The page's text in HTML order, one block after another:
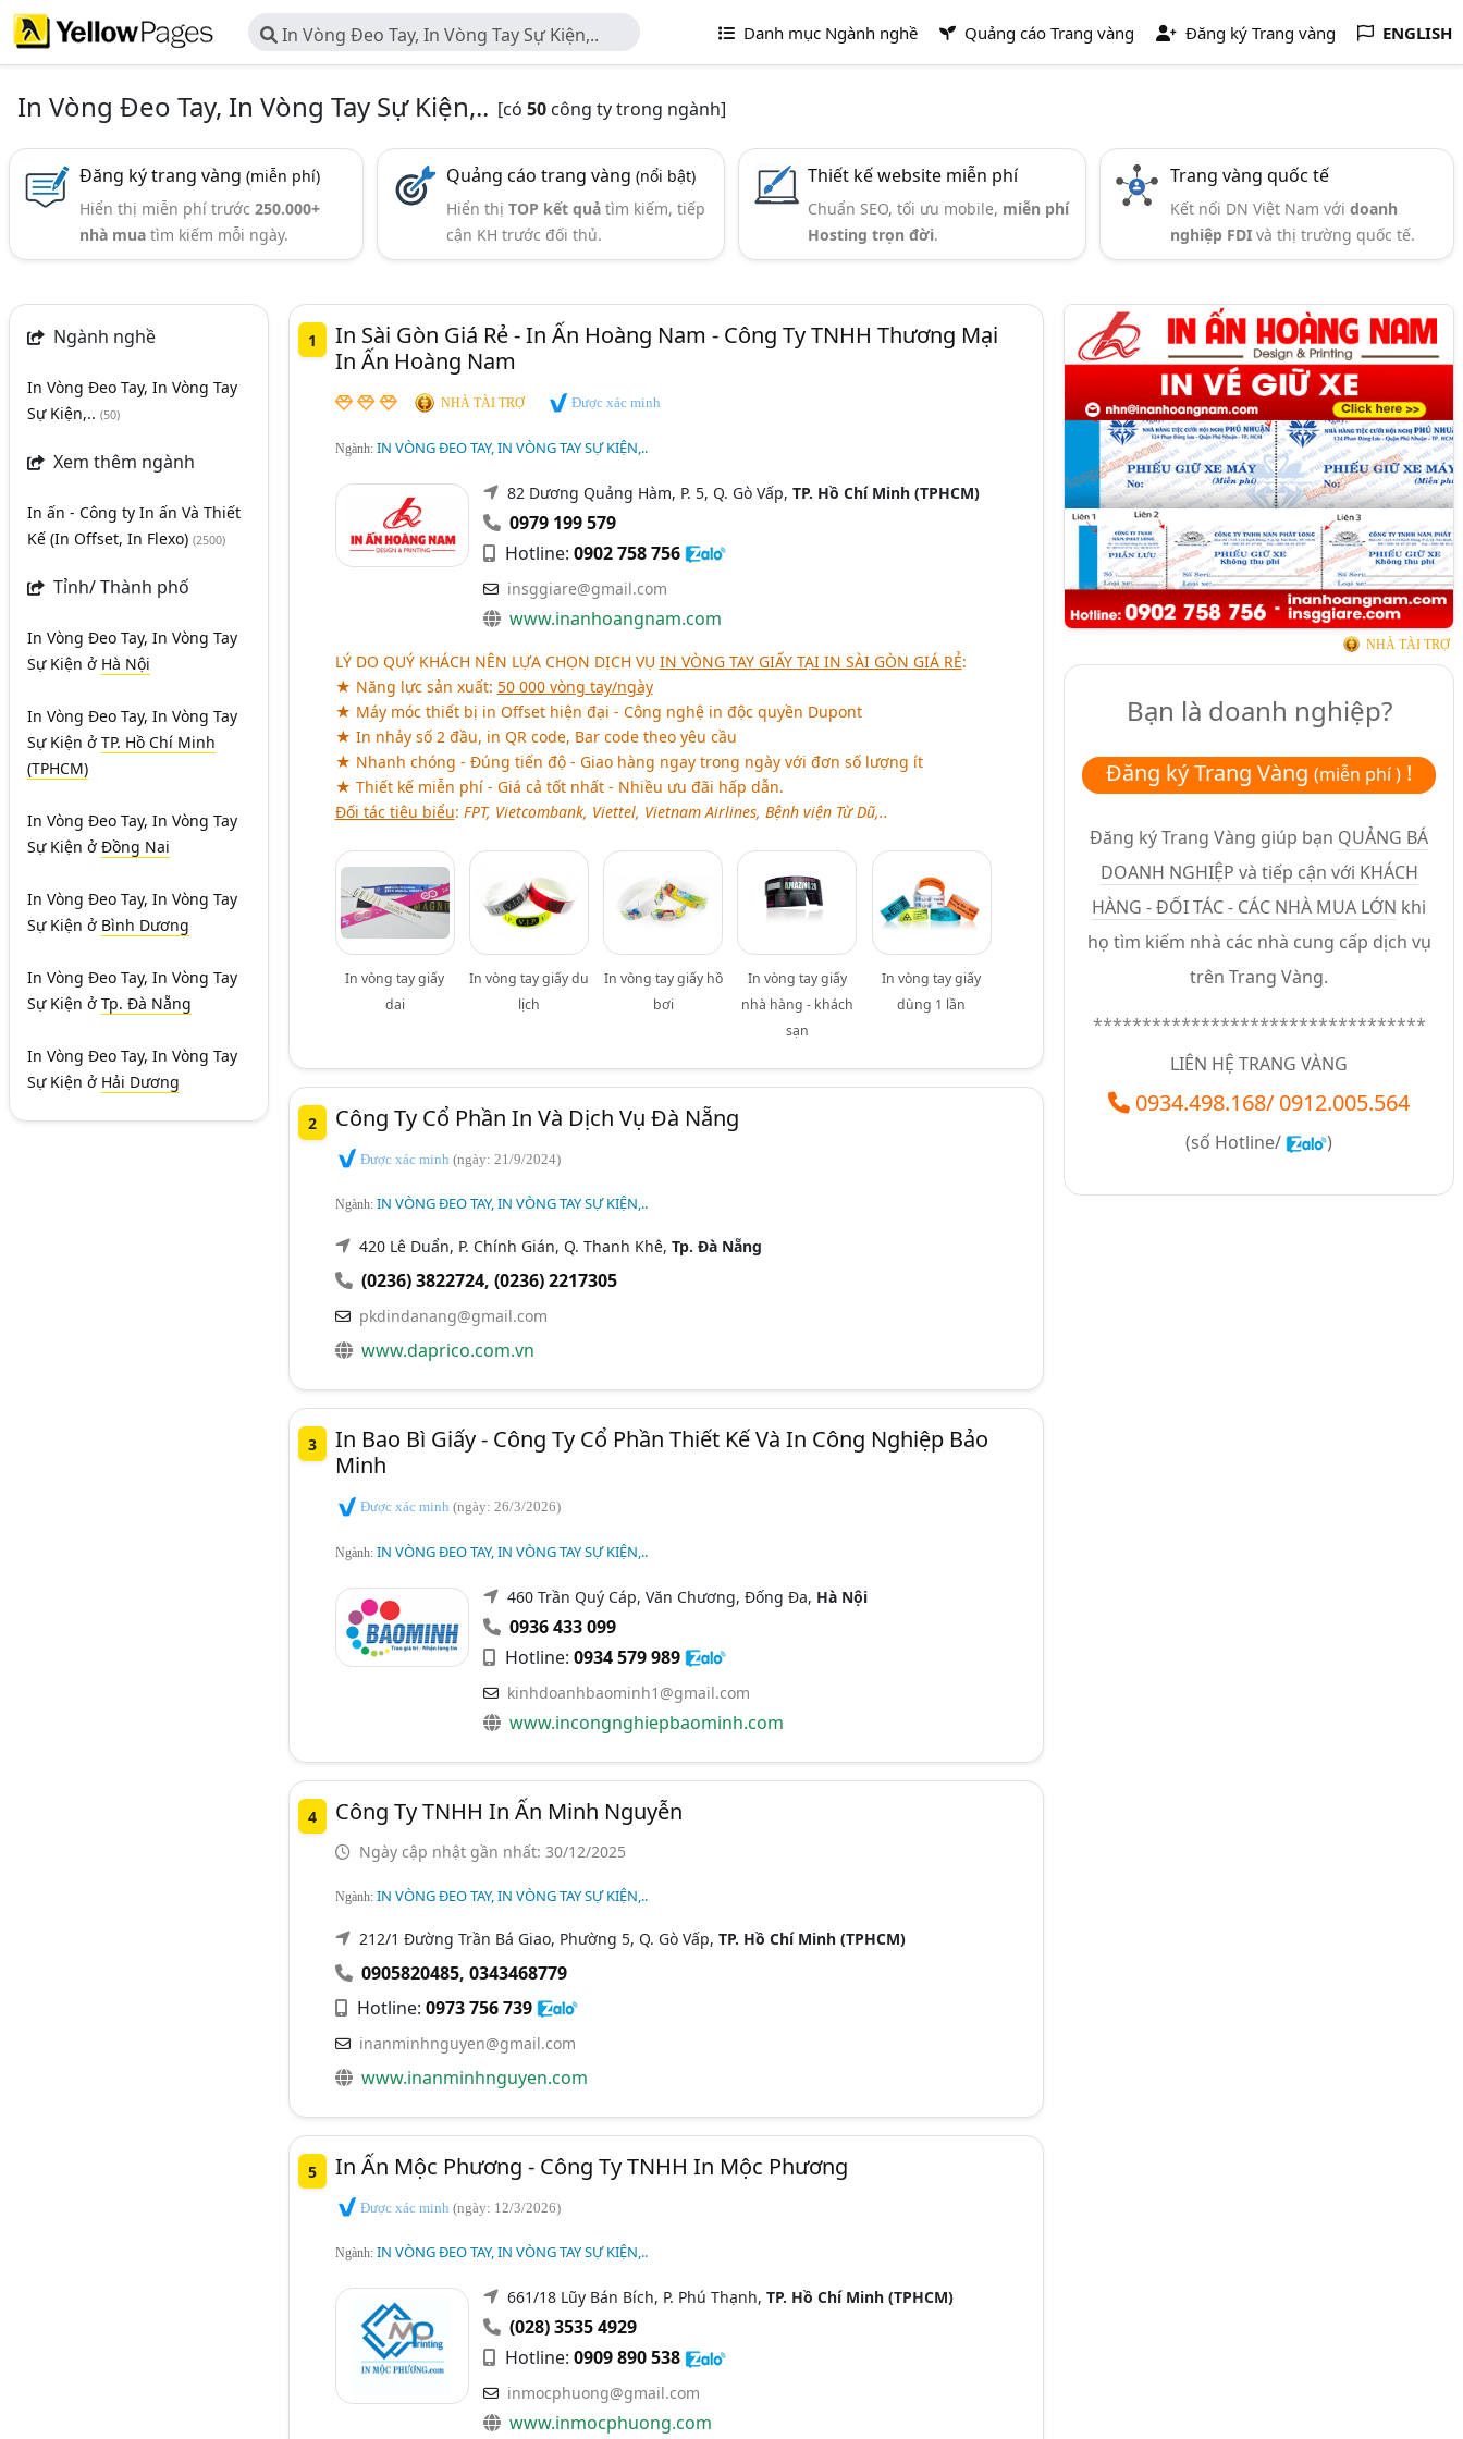
In Vòng Đeo Tay, In Vòng Tay Sự Kiện,.. Danh mục Ngành nghề Quảng cáo Trang vàng Đăng ký Trang vàng ENGLISH
In Vòng Đeo Tay, In Vòng Tay Sự Kiện,.. [có 50 công ty trong ngành]
Đăng ký trang vàng(miễn phí)
Hiển thị miễn phí trước250.000+
nhà mua tìm kiếm mỗi ngày.
Quảng cáo trang vàng(nổi bật)
Hiển thịTOP kết quả tìm kiếm, tiếp
cận KH trước đối thủ.
Thiết kế website miễn phí
Chuẩn SEO, tối ưu mobile, miễn phí
Hosting trọn đời.
Trang vàng quốc tế
Kết nối DN Việt Nam vớidoanh
nghiệp FDI và thị trường quốc tế.
Ngành nghề
In Vòng Đeo Tay, In Vòng Tay
Sự Kiện,.. (50)
Xem thêm ngành
In ấn - Công ty In ấn Và Thiết
Kế (In Offset, In Flexo) (2500)
Tỉnh/ Thành phố
In Vòng Đeo Tay, In Vòng Tay
Sự Kiện ở Hà Nội
In Vòng Đeo Tay, In Vòng Tay
Sự Kiện ở TP. Hồ Chí Minh
(TPHCM)
In Vòng Đeo Tay, In Vòng Tay
Sự Kiện ở Đồng Nai
In Vòng Đeo Tay, In Vòng Tay
Sự Kiện ở Bình Dương
In Vòng Đeo Tay, In Vòng Tay
Sự Kiện ở Tp. Đà Nẵng
In Vòng Đeo Tay, In Vòng Tay
Sự Kiện ở Hải Dương
1
In Sài Gòn Giá Rẻ - In Ấn Hoàng Nam - Công Ty TNHH Thương Mại
In Ấn Hoàng Nam
NHÀ TÀI TRỢ Được xác minh
Ngành: IN VÒNG ĐEO TAY, IN VÒNG TAY SỰ KIỆN,..
82 Dương Quảng Hàm, P. 5, Q. Gò Vấp, TP. Hồ Chí Minh (TPHCM)
0979 199 579
Hotline: 0902 758 756
insggiare@gmail.com
www.inanhoangnam.com
LÝ DO QUÝ KHÁCH NÊN LỰA CHỌN DỊCH VỤ IN VÒNG TAY GIẤY TẠI IN SÀI GÒN GIÁ RẺ:
★ Năng lực sản xuất: 50 000 vòng tay/ngày
★ Máy móc thiết bị in Offset hiện đại - Công nghệ in độc quyền Dupont
★ In nhảy số 2 đầu, in QR code, Bar code theo yêu cầu
★ Nhanh chóng - Đúng tiến độ - Giao hàng ngay trong ngày với đơn số lượng ít
★ Thiết kế miễn phí - Giá cả tốt nhất - Nhiều ưu đãi hấp dẫn.
Đối tác tiêu biểu: FPT, Vietcombank, Viettel, Vietnam Airlines, Bệnh viện Từ Dũ,..
In vòng tay giấy
dai
In vòng tay giấy du
lịch
In vòng tay giấy hồ
bơi
In vòng tay giấy
nhà hàng - khách
sạn
In vòng tay giấy
dùng 1 lần
2 Công Ty Cổ Phần In Và Dịch Vụ Đà Nẵng
Được xác minh (ngày: 21/9/2024)
Ngành: IN VÒNG ĐEO TAY, IN VÒNG TAY SỰ KIỆN,..
420 Lê Duẩn, P. Chính Gián, Q. Thanh Khê, Tp. Đà Nẵng
(0236) 3822724, (0236) 2217305
pkdindanang@gmail.com
www.daprico.com.vn
3
In Bao Bì Giấy - Công Ty Cổ Phần Thiết Kế Và In Công Nghiệp Bảo
Minh
Được xác minh (ngày: 26/3/2026)
Ngành: IN VÒNG ĐEO TAY, IN VÒNG TAY SỰ KIỆN,..
460 Trần Quý Cáp, Văn Chương, Đống Đa, Hà Nội
0936 433 099
Hotline: 0934 579 989
kinhdoanhbaominh1@gmail.com
www.incongnghiepbaominh.com
4 Công Ty TNHH In Ấn Minh Nguyễn
Ngày cập nhật gần nhất: 30/12/2025
Ngành: IN VÒNG ĐEO TAY, IN VÒNG TAY SỰ KIỆN,..
212/1 Đường Trần Bá Giao, Phường 5, Q. Gò Vấp, TP. Hồ Chí Minh (TPHCM)
0905820485, 0343468779
Hotline: 0973 756 739
inanminhnguyen@gmail.com
www.inanminhnguyen.com
5 In Ấn Mộc Phương - Công Ty TNHH In Mộc Phương
Được xác minh (ngày: 12/3/2026)
Ngành: IN VÒNG ĐEO TAY, IN VÒNG TAY SỰ KIỆN,..
661/18 Lũy Bán Bích, P. Phú Thạnh, TP. Hồ Chí Minh (TPHCM)
(028) 3535 4929
Hotline: 0909 890 538
inmocphuong@gmail.com
www.inmocphuong.com
NHÀ TÀI TRỢ
Bạn là doanh nghiệp?
Đăng ký Trang Vàng(miễn phí ) !
Đăng ký Trang Vàng giúp bạn QUẢNG BÁ
DOANH NGHIỆP và tiếp cận với KHÁCH
HÀNG - ĐỐI TÁC - CÁC NHÀ MUA LỚN khi
họ tìm kiếm nhà các nhà cung cấp dịch vụ
trên Trang Vàng.
**********************************
LIÊN HỆ TRANG VÀNG
0934.498.168/ 0912.005.564
(số Hotline/ )